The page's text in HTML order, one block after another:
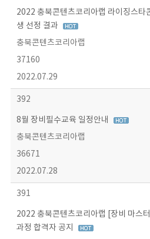
2022 충북콘텐츠코리아랩 라이징스타
생 선정 결과
충북콘텐츠코리아랩
37160
2022.07.29
392
8월 장비필수교육 일정안내
충북콘텐츠코리아랩
36671
2022.07.28
391
2022 충북콘텐츠코리아랩 [장비 마스
과정 합격자 공지